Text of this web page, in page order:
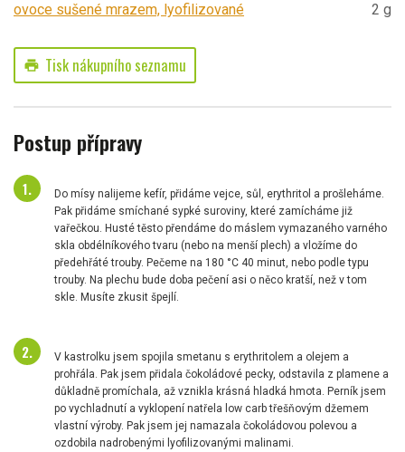
ovoce sušené mrazem, lyofilizované 2 g
print Tisk nákupního seznamu
Postup přípravy
Do mísy nalijeme kefír, přidáme vejce, sůl, erythritol a prošleháme.
Pak přidáme smíchané sypké suroviny, které zamícháme již
vařečkou. Husté těsto přendáme do máslem vymazaného varného
skla obdélníkového tvaru (nebo na menší plech) a vložíme do
předehřáté trouby. Pečeme na 180 °C 40 minut, nebo podle typu
trouby. Na plechu bude doba pečení asi o něco kratší, než v tom
skle. Musíte zkusit špejlí.
V kastrolku jsem spojila smetanu s erythritolem a olejem a
prohřála. Pak jsem přidala čokoládové pecky, odstavila z plamene a
důkladně promíchala, až vznikla krásná hladká hmota. Perník jsem
po vychladnutí a vyklopení natřela low carb třešňovým džemem
vlastní výroby. Pak jsem jej namazala čokoládovou polevou a
ozdobila nadrobenými lyofilizovanými malinami.